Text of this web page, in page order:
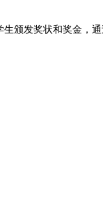
颁发奖状和奖金，